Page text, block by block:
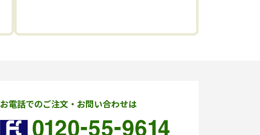
お電話でのご注文・お問い合わせは